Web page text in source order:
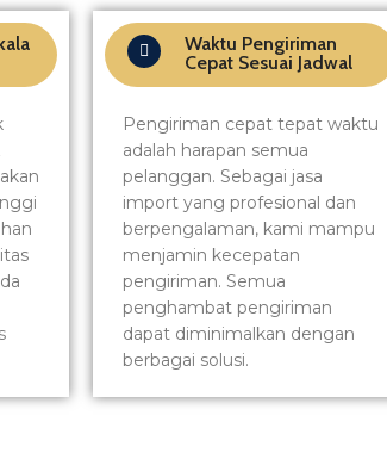
Waktu Pengiriman
Cepat Sesuai Jadwal
Pengiriman cepat tepat waktu
adalah harapan semua
pelanggan. Sebagai jasa
import yang profesional dan
berpengalaman, kami mampu
menjamin kecepatan
pengiriman. Semua
penghambat pengiriman
dapat diminimalkan dengan
berbagai solusi.